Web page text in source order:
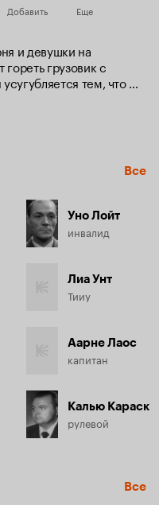
Добавить Еще
и девушки на
грузовик с
тем, что
цистерны с
погрузить
в шлюпку,
бензоцистерны,
себя в этой
на пароме...
Все
Уно Лойт
инвалид
Лиа Унт
Тииу
Аарне Лаос
капитан
Калью Караск
рулевой
Все